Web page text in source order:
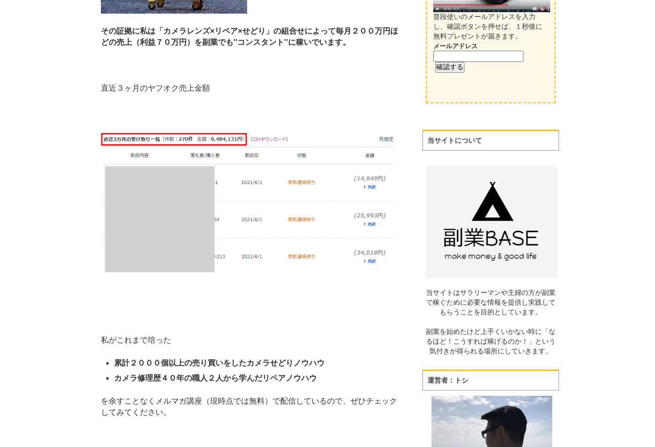
その証拠に私は「カメラレンズ×リペア×せどり」の組合せによって毎月２００万円ほ
どの売上（利益７０万円）を副業でも''コンスタント''に稼いでいます。
直近３ヶ月のヤフオク売上金額
私がこれまで培った
累計２０００個以上の売り買いをしたカメラせどりノウハウ
カメラ修理歴４０年の職人２人から学んだリペアノウハウ
を余すことなくメルマガ講座（現時点では無料）で配信しているので、ぜひチェック
してみてください。
普段使いのメールアドレスを入力
し、確認ボタンを押せば、１秒後に
無料プレゼントが届きます。
メールアドレス
当サイトについて
当サイトはサラリーマンや主婦の方が副業
で稼ぐために必要な情報を提供し実践して
もらうことを目的としています。
副業を始めたけど上手くいかない時に「な
るほど！こうすれば稼げるのか！」という
気付きが得られる場所にしていきます。
運営者：トシ